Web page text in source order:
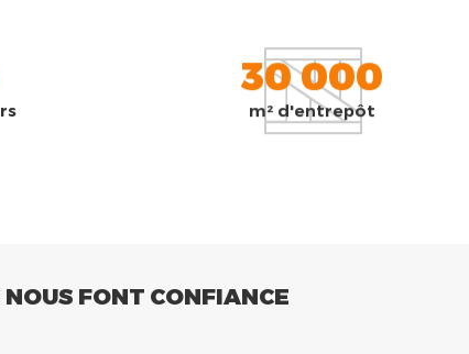
30 000
m² d'entrepôt
NOUS FONT CONFIANCE